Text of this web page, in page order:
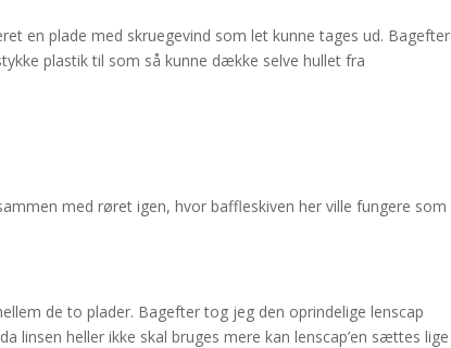
en plade med skruegevind som let kunne tages ud. Bagefter
plastik til som så kunne dække selve hullet fra
med røret igen, hvor baffleskiven her ville fungere som
de to plader. Bagefter tog jeg den oprindelige lenscap
linsen heller ikke skal bruges mere kan lenscap’en sættes lige